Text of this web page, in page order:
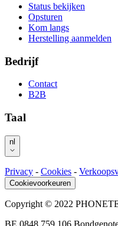
Status bekijken
Opsturen
Kom langs
Herstelling aanmelden
Bedrijf
Contact
B2B
Taal
nl
Privacy - Cookies -
Cookievoorkeuren
Copyright © 2022
BE 0848.759.106